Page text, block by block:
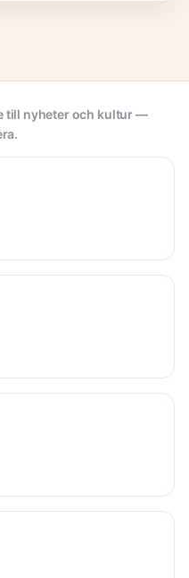
till nyheter och kultur —